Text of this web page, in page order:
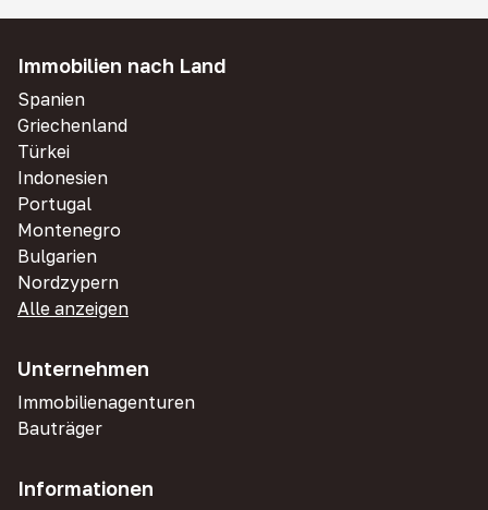
Immobilien nach Land
Spanien
Griechenland
Türkei
Indonesien
Portugal
Montenegro
Bulgarien
Nordzypern
Alle anzeigen
Unternehmen
Immobilienagenturen
Bauträger
Informationen